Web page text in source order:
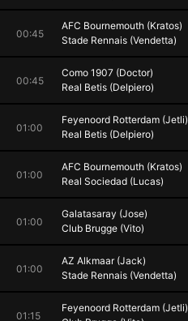
00:45
AFC Bournemouth (Kratos)
Stade Rennais (Vendetta)
00:45
Como 1907 (Doctor)
Real Betis (Delpiero)
01:00
Feyenoord Rotterdam (Jetli)
Real Betis (Delpiero)
01:00
AFC Bournemouth (Kratos)
Real Sociedad (Lucas)
01:00
Galatasaray (Jose)
Club Brugge (Vito)
01:00
AZ Alkmaar (Jack)
Stade Rennais (Vendetta)
01:15
Feyenoord Rotterdam (Jetli)